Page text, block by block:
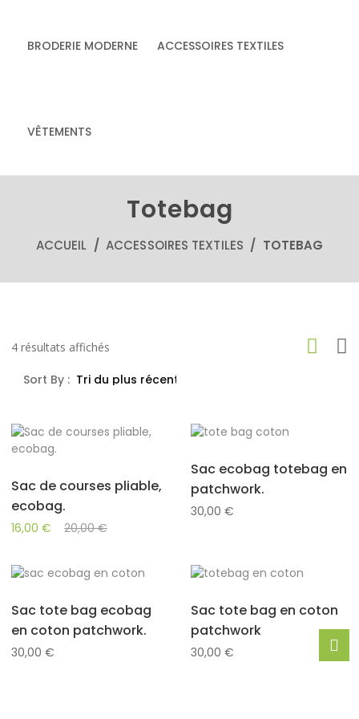
écoresponsables
BRODERIE MODERNE ACCESSOIRES TEXTILES
VÊTEMENTS
Totebag
ACCUEIL / ACCESSOIRES TEXTILES / TOTEBAG
4 résultats affichés
plus
plus
Sort By :
Sac de courses pliable,
ecobag.
16,00 € 20,00€
Sac ecobag totebag en
patchwork.
30,00 €
Sac tote bag ecobag
en coton patchwork.
30,00 €
Sac tote bag en coton
patchwork
30,00 €